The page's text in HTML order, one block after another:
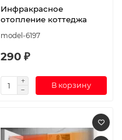
Инфракрасное
отопление коттеджа
model-6197
290 ₽
В корзину